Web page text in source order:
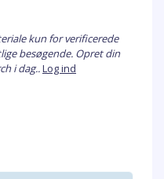
kun for verificerede
besøgende. Opret din
i dag..Log ind